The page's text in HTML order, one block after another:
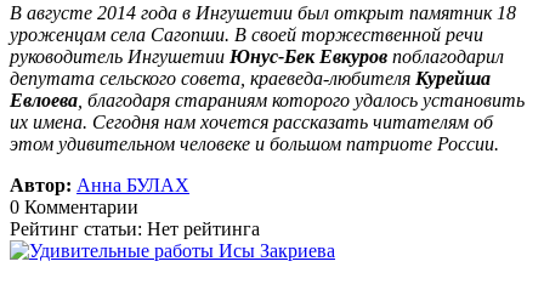
В августе 2014 года в Ингушетии был открыт памятник 18
уроженцам села Сагопши. В своей торжественной речи
руководитель Ингушетии Юнус-Бек Евкуров поблагодарил
депутата сельского совета, краеведа-любителя Курейша
Евлоева , благодаря стараниям которого удалось установить
их имена. Сегодня нам хочется рассказать читателям об
этом удивительном человеке и большом патриоте России.
Автор: Анна БУЛАХ
0 Комментарии
Рейтинг статьи: Нет рейтинга